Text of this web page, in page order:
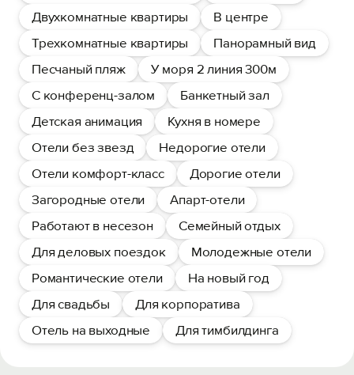
Двухкомнатные квартиры
В центре
Трехкомнатные квартиры
Панорамный вид
Песчаный пляж
У моря 2 линия 300м
С конференц-залом
Банкетный зал
Детская анимация
Кухня в номере
Отели без звезд
Недорогие отели
Отели комфорт-класс
Дорогие отели
Загородные отели
Апарт-отели
Работают в несезон
Семейный отдых
Для деловых поездок
Молодежные отели
Романтические отели
На новый год
Для свадьбы
Для корпоратива
Отель на выходные
Для тимбилдинга